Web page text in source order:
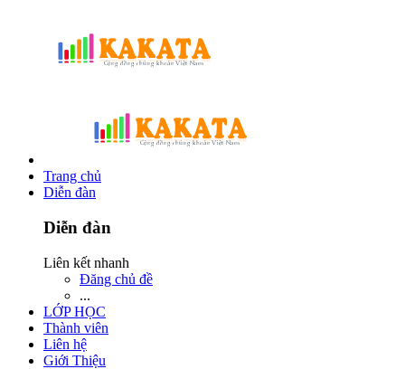
Trang chủ
Diễn đàn
Diễn đàn
Liên kết nhanh
Đăng chủ đề
...
LỚP HỌC
Thành viên
Liên hệ
Giới Thiệu